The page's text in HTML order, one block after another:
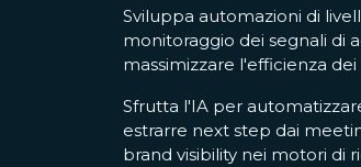
Sviluppa automazioni di
monitoraggio dei segnali di
massimizzare l'efficienza
Sfrutta l'IA per
estrarre next step dai
brand visibility nei motori di